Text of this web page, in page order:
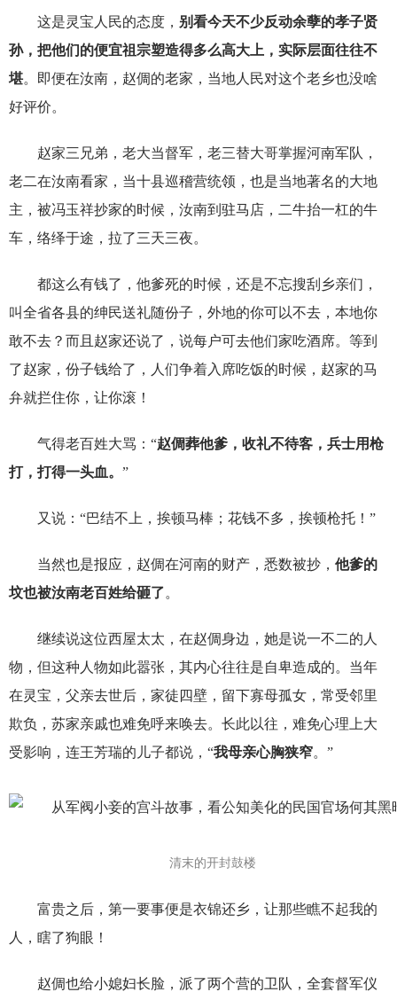
这是灵宝人民的态度， 别看今天不少反动余孽的孝子贤
孙，把他们的便宜祖宗塑造得多么高大上，实际层面往往不
堪。即便在汝南，赵倜的老家，当地人民对这个老乡也没啥
好评价。
赵家三兄弟，老大当督军，老三替大哥掌握河南军队，
老二在汝南看家，当十县巡稽营统领，也是当地著名的大地
主，被冯玉祥抄家的时候，汝南到驻马店，二牛抬一杠的牛
车，络绎于途，拉了三天三夜。
都这么有钱了，他爹死的时候，还是不忘搜刮乡亲们，
叫全省各县的绅民送礼随份子，外地的你可以不去，本地你
敢不去？而且赵家还说了，说每户可去他们家吃酒席。等到
了赵家，份子钱给了，人们争着入席吃饭的时候，赵家的马
弁就拦住你，让你滚！
气得老百姓大骂：“赵倜葬他爹，收礼不待客，兵士用枪
打，打得一头血。 ”
又说：“巴结不上，挨顿马棒；花钱不多，挨顿枪托！”
当然也是报应，赵倜在河南的财产，悉数被抄， 他爹的
坟也被汝南老百姓给砸了。
继续说这位西屋太太，在赵倜身边，她是说一不二的人
物，但这种人物如此嚣张，其内心往往是自卑造成的。当年
在灵宝，父亲去世后，家徒四壁，留下寡母孤女，常受邻里
欺负，苏家亲戚也难免呼来唤去。长此以往，难免心理上大
受影响，连王芳瑞的儿子都说，“我母亲心胸狭窄。”
清末的开封鼓楼
富贵之后，第一要事便是衣锦还乡，让那些瞧不起我的
人，瞎了狗眼！
赵倜也给小媳妇长脸，派了两个营的卫队，全套督军仪